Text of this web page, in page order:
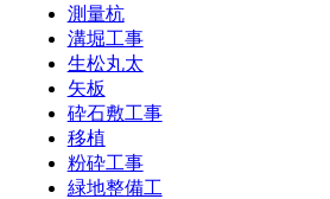
測量杭
溝堀工事
生松丸太
矢板
砕石敷工事
移植
粉砕工事
緑地整備工